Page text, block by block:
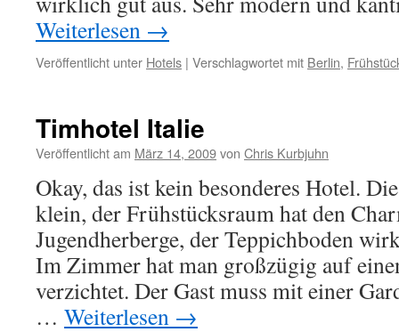
Weiterlesen →
Veröffentlicht unter Hotels | Verschlagwortet mit Berlin,
Timhotel Italie
Veröffentlicht am März 14, 2009von Chris Kurbjuhn
Okay, das ist kein besonderes Hotel.
klein, der Frühstücksraum hat den
Jugendherberge, der Teppichboden
Im Zimmer hat man großzügig auf
verzichtet. Der Gast muss mit einer
… Weiterlesen →